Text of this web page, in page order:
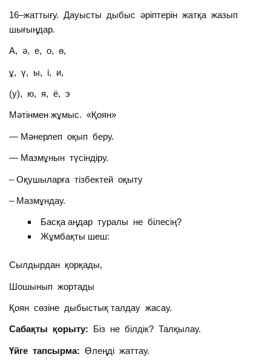
16–жаттығу. Дауысты дыбыс әріптерін жатқа жазып
шығыңдар.
А, ә, е, о, ө,
ұ, ү, ы, і, и,
(у), ю, я, ё, э
Мәтінмен жұмыс. «Қоян»
— Мәнерлеп оқып беру.
— Мазмұнын түсіндіру.
– Оқушыларға тізбектей оқыту
– Мазмұндау.
Басқа аңдар туралы не білесің?
Жұмбақты шеш:
Сылдырдан қорқады,
Шошынып жортады
Қоян сөзіне дыбыстық талдау жасау.
Сабақты қорыту: Біз не білдік? Талқылау.
Үйге тапсырма: Өлеңді жаттау.